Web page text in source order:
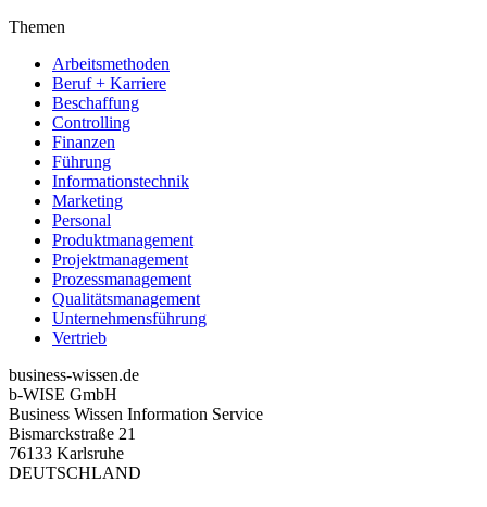
Themen
Arbeitsmethoden
Beruf + Karriere
Beschaffung
Controlling
Finanzen
Führung
Informationstechnik
Marketing
Personal
Produktmanagement
Projektmanagement
Prozessmanagement
Qualitätsmanagement
Unternehmensführung
Vertrieb
business-wissen.de
b-WISE GmbH
Business Wissen Information Service
Bismarckstraße 21
76133 Karlsruhe
DEUTSCHLAND